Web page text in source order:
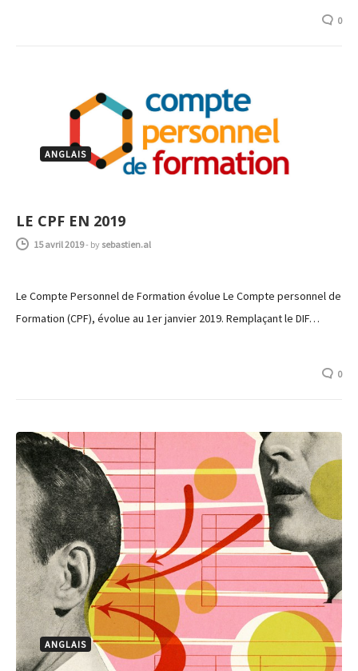
0
ANGLAIS
LE CPF EN 2019
15 avril 2019- by sebastien.al
Le Compte Personnel de Formation évolue Le Compte personnel de
Formation (CPF), évolue au 1er janvier 2019. Remplaçant le DIF…
0
ANGLAIS